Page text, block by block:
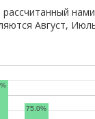
Август,
75.0%